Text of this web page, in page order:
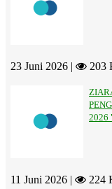
23 Juni 2026 | 203
2026
11 Juni 2026 | 224